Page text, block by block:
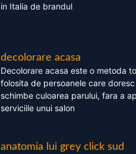
in Italia de brandul
decolorare acasa
Decolorare acasa este o metoda
folosita de persoanele care doresc
schimbe culoarea parului, fara a
serviciile unui salon
anatomia lui grey click sud